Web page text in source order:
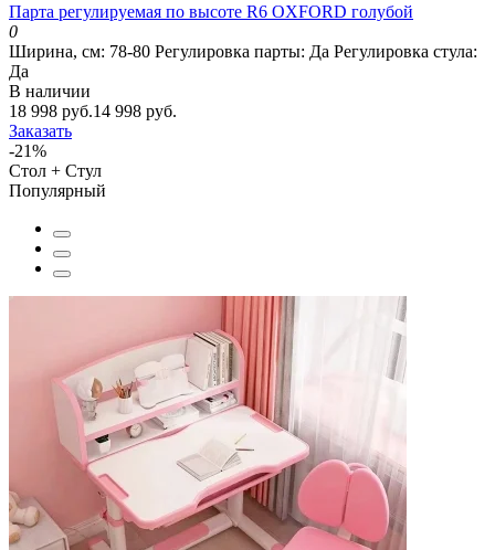
Парта регулируемая по высоте R6 OXFORD голубой
0
Ширина, см: 78-80 Регулировка парты: Да Регулировка стула:
Да
В наличии
18 998 руб.14 998 руб.
Заказать
-21%
Стол + Стул
Популярный